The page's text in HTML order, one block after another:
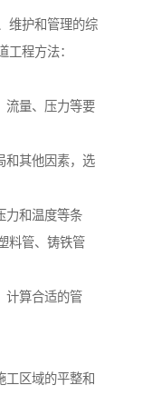
维护和管理的综
工程方法：
量、压力等要
其他因素，选
力和温度等条
料管、铸铁管
计算合适的管
区域的平整和